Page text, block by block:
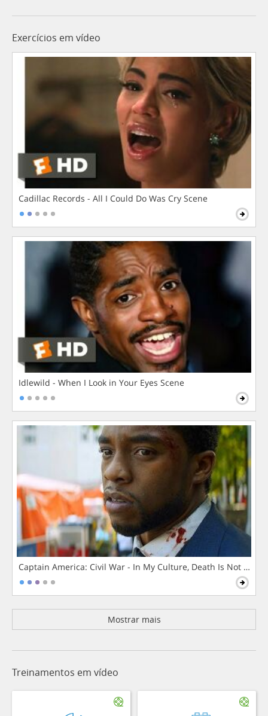
Exercícios em vídeo
Cadillac Records - All I Could Do Was Cry Scene
Idlewild - When I Look in Your Eyes Scene
Captain America: Civil War - In My Culture, Death Is Not The
Mostrar mais
Treinamentos em vídeo